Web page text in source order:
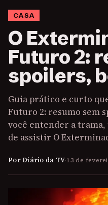
CASA
O
Futuro 2:
spoilers,
Guia prático e curto
Futuro 2: resumo sem
você entender a
de assistir O
Por Diário da TV·13 de